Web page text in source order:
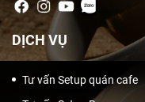
DỊCH VỤ
Tư vấn Setup quán cafe